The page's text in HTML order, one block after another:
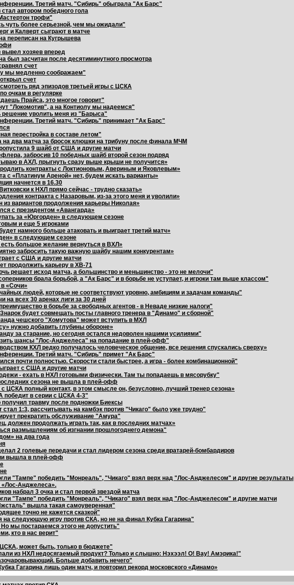
Третий матч. "Сибирь" обыграла "Ак Барс"
автором победного гола
трофи"
чуть более серьезной, чем мы ожидали"
и Калверт сыграют в матче
переписан на Кугрышева
хозяев вперед
был засчитан после десятиминутного просмотра
счет
мы медленно соображаем"
счет
ряд эпизодов третьей игры с ЦСКА
очкам в регулярке
Прайса, это многое говорит"
"Локомотив", а на Контиолу мы надеемся"
уволить меня из "Барыса"
Третий матч. "Сибирь" принимает "Ак Барс"
перестройка в составе летом"
два матча за бросок клюшки на трибуну после финала МЧМ
9 шайб от США и другие матчи
забросив 10 победных шайб второй сезон подряд
в АХЛ, прыгнуть сразу выше крыши не получится»
контракты с Локтионовым, Авериным и Яковлевым»
с «Платинум Ареной» нет, будем искать варианты»
начнется в 16.30
к НХЛ прямо сейчас - трудно сказать»
контракта с Назаровым, из-за этого меня и уволили»
из вариантов продолжения карьеры Николая»
с президентом «Авангарда»
за «Юргорден» в следующем сезоне
и еще 5 игроками
намного больше атаковать и выиграет третий матч»
в следующем сезоне
большое желание вернуться в ВХЛ»
забросить такую важную шайбу нашим конкурентам»
с США и другие матчи
продолжить карьеру в ХВ-71
решает исход матча, а большинство и меньшинство - это не мелочи"
брала борьбой, а "Ак Барс" и в борьбе не уступает, и игроки там выше классом"
«Сочи»
людей, которые не соответствуют уровню, амбициям и задачам команды"
на всех 30 аренах лиги за 30 дней
в борьбе за свободных агентов - в Неваде низкие налоги"
будет совмещать посты главного тренера в "Динамо" и сборной"
чешского "Хомутова" может вступить в МХЛ
нужно добавить глубины обороне»
за старание, но сегодня остался недоволен нашими усилиями"
шансы "Лос-Анджелеса" на попадание в плей-офф"
КХЛ редко получалось человеческое общение, все решения спускались сверху»
Третий матч. "Сибирь" примет "Ак Барс"
почти полностью. Скорости стали быстрее, а игра - более комбинационной"
с США и другие матчи
- ехать в НХЛ готовыми физически. Там ты попадаешь в мясорубку"
сезона не вышла в плей-офф
ЦСКА полный контакт, в этом смысле он, безусловно, лучший тренер сезона»
победит в серии с ЦСКА 4-3"
травму после подножки Биексы
стал 1:3, рассчитывать на камбэк против "Чикаго" было уже трудно"
прекратить обслуживание "Амура"
должен продолжать играть так, как в последних матчах»
размышлениям об изгнании прошлогоднего демона"
на два года
2 голевые передачи и стал лидером сезона среди вратарей-бомбардиров
вышла в плей-офф
"Тампе" победить "Монреаль", "Чикаго" взял верх над "Лос-Анджелесом" и другие результаты
«Лос-Анджелеса».
набрал 3 очка и стал первой звездой матча
"Тампе" победить "Монреаль", "Чикаго" взял верх над "Лос-Анджелесом" и другие матчи
вышла такая самоуверенная"
точно не кажется сказкой"
следующую игру против СКА, но не на финал Кубка Гагарина"
мы постараемся этого не допустить"
кто в нас верит"
может быть, только в бюджете"
из НХЛ недосягаемый продукт? Только и слышно: Нэхээл! О! Вау! Амэрика!"
Больше добавить нечего"
Гагарина лишь один матч, и повторил рекорд московского «Динамо»